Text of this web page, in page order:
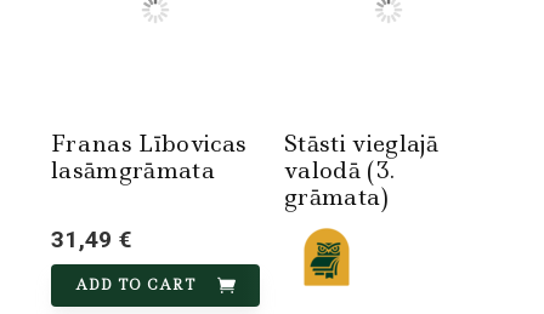
Franas Lībovicas
lasāmgrāmata
31,49 €
ADD TO CART
Stāsti vieglajā
valodā (3.
grāmata)